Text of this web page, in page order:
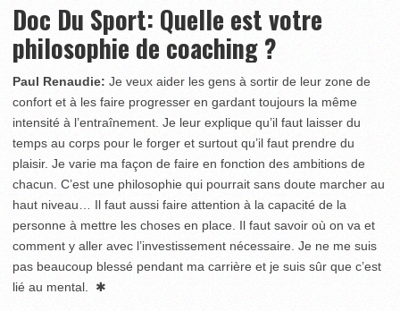
Doc Du Sport: Quelle est votre
philosophie de coaching ?
Paul Renaudie: Je veux aider les gens à sortir de leur zone de
confort et à les faire progresser en gardant toujours la même
intensité à l’entraînement. Je leur explique qu’il faut laisser du
temps au corps pour le forger et surtout qu’il faut prendre du
plaisir. Je varie ma façon de faire en fonction des ambitions de
chacun. C’est une philosophie qui pourrait sans doute marcher au
haut niveau… Il faut aussi faire attention à la capacité de la
personne à mettre les choses en place. Il faut savoir où on va et
comment y aller avec l’investissement nécessaire. Je ne me suis
pas beaucoup blessé pendant ma carrière et je suis sûr que c’est
lié au mental. ✱